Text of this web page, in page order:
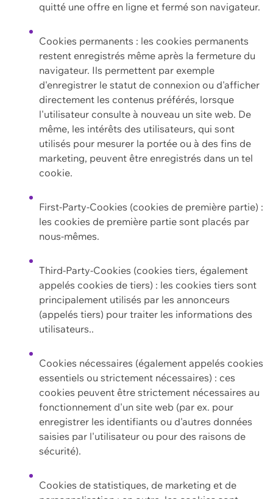
quitté une offre en ligne et fermé son navigateur.
Cookies permanents : les cookies permanents
restent enregistrés même après la fermeture du
navigateur. Ils permettent par exemple
d'enregistrer le statut de connexion ou d'afficher
directement les contenus préférés, lorsque
l'utilisateur consulte à nouveau un site web. De
même, les intérêts des utilisateurs, qui sont
utilisés pour mesurer la portée ou à des fins de
marketing, peuvent être enregistrés dans un tel
cookie.
First-Party-Cookies (cookies de première partie) :
les cookies de première partie sont placés par
nous-mêmes.
Third-Party-Cookies (cookies tiers, également
appelés cookies de tiers) : les cookies tiers sont
principalement utilisés par les annonceurs
(appelés tiers) pour traiter les informations des
utilisateurs..
Cookies nécessaires (également appelés cookies
essentiels ou strictement nécessaires) : ces
cookies peuvent être strictement nécessaires au
fonctionnement d'un site web (par ex. pour
enregistrer les identifiants ou d'autres données
saisies par l'utilisateur ou pour des raisons de
sécurité).
Cookies de statistiques, de marketing et de